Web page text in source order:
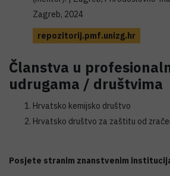
Zagreb, 2024
repozitorij.pmf.unizg.hr
Članstva u
udrugama / društvima
Hrvatsko kemijsko društvo
Hrvatsko društvo za zaštitu od
Posjete stranim znanstvenim